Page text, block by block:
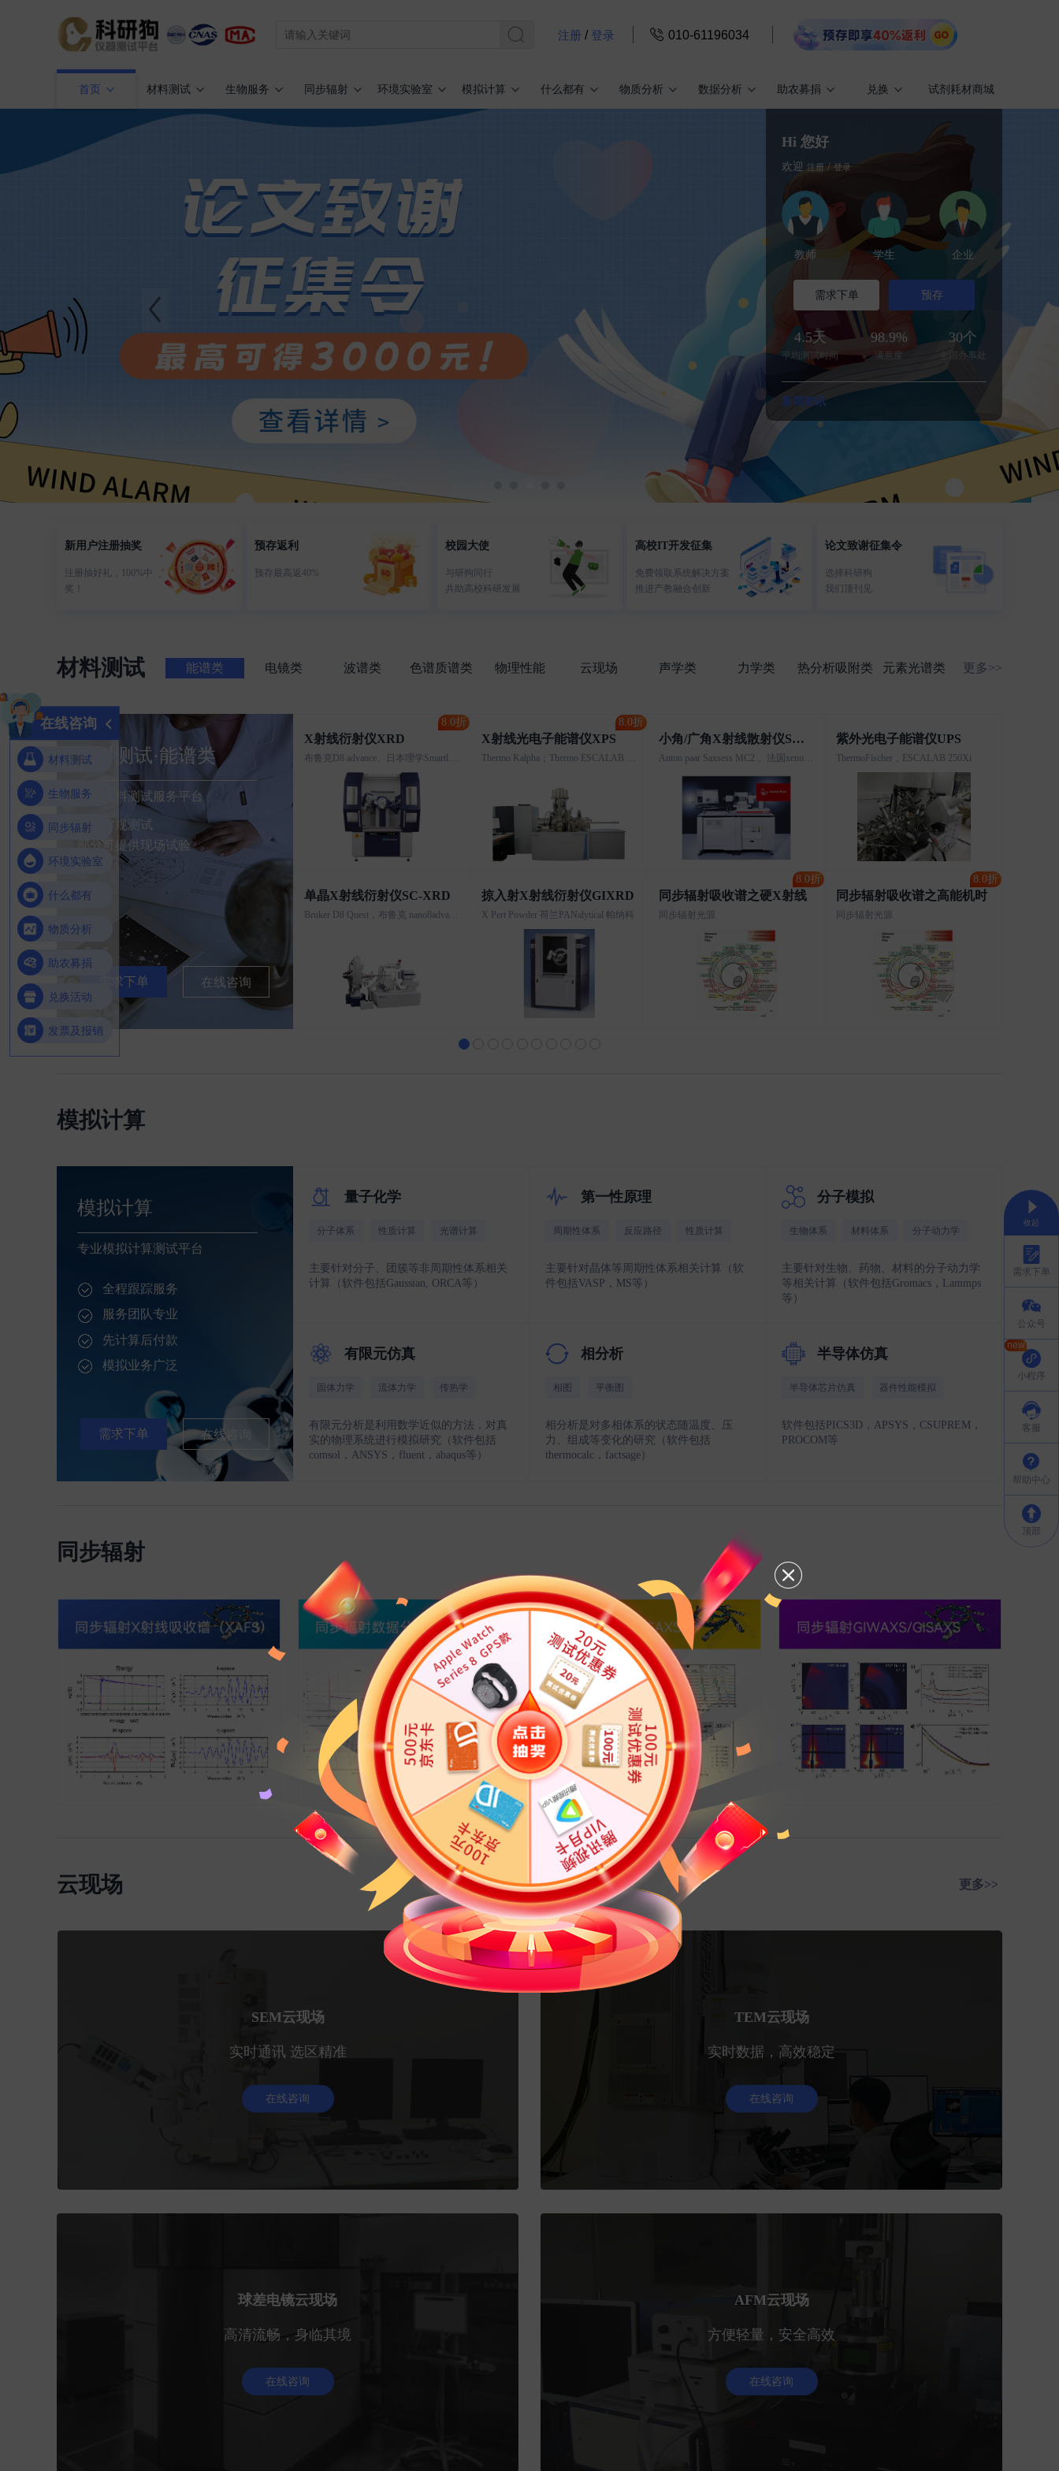
注册 /登录 010-61196034
首页 材料测试 生物服务 同步辐射 环境实验室 模拟计算 什么都有 物质分析 数据分析 助农募捐 兑换 试剂耗材商城
Hi 您好
欢迎 注册 / 登录
教师 学生 企业
需求下单 预存
4.5天
平均测试时间
98.9%
满意度
30个
全国办事处
新闻资讯
新用户注册抽奖
注册抽好礼，100%中
奖！
预存返利
预存最高返40%
校园大使
与研狗同行
共助高校科研发展
高校IT开发征集
免费领取系统解决方案
推进产教融合创新
论文致谢征集令
选择科研狗
我们顶刊见
材料测试 能谱类 电镜类 波谱类 色谱质谱类 物理性能 云现场 声学类 力学类 热分析吸附类 元素光谱类 更多>>
材料测试·能谱类
专业材料测试服务平台
各类常规测试
部分可提供现场试验
需求下单 在线咨询
8.0折
X射线衍射仪XRD
8.0折
X射线光电子能谱仪XPS 小角/广角X射线散射仪SAXS/WAXS 紫外光电子能谱仪UPS
ThermoFischer，ESCALAB 250Xi
单晶X射线衍射仪SC-XRD 掠入射X射线衍射仪GIXRD
X Pert Powder 荷兰PANalytical 帕纳科
8.0折
同步辐射吸收谱之硬X射线
同步辐射光源
8.0折
同步辐射吸收谱之高能机时
同步辐射光源
模拟计算
模拟计算
专业模拟计算测试平台
全程跟踪服务
服务团队专业
先计算后付款
模拟业务广泛
需求下单 在线咨询
量子化学
分子体系 性质计算 光谱计算
主要针对分子、团簇等非周期性体系相关
计算（软件包括Gaussian, ORCA等）
第一性原理
周期性体系 反应路径 性质计算
主要针对晶体等周期性体系相关计算（软
件包括VASP，MS等）
分子模拟
生物体系 材料体系 分子动力学
主要针对生物、药物、材料的分子动力学
等相关计算（软件包括Gromacs，Lammps
等）
有限元仿真
固体力学 流体力学 传热学
有限元分析是利用数学近似的方法，对真
实的物理系统进行模拟研究（软件包括
comsol，ANSYS，fluent，abaqus等）
相分析
相图 平衡图
相分析是对多相体系的状态随温度、压
力、组成等变化的研究（软件包括
thermocalc，factsage）
半导体仿真
半导体芯片仿真 器件性能模拟
软件包括PICS3D，APSYS，CSUPREM，
PROCOM等
同步辐射
云现场 更多>>
SEM云现场
实时通讯 选区精准
在线咨询
TEM云现场
实时数据，高效稳定
在线咨询
球差电镜云现场
高清流畅，身临其境
在线咨询
AFM云现场
方便轻量，安全高效
在线咨询
收起
需求下单
公众号
小程序
客服
帮助中心
顶部
在线咨询
材料测试
生物服务
同步辐射
环境实验室
什么都有
物质分析
助农募捐
兑换活动
发票及报销